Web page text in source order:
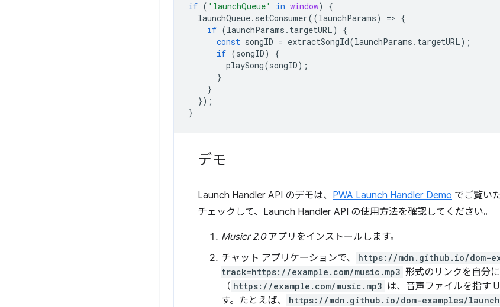
if ( 'launchQueue' in window)
{
launchQueue. setConsumer((launchParams) => {
if (launchParams . targetURL)
{
const songID = extractSongId(launchParams . targetURL);
if (songID)
{
playSong(songID);
}
}
});
}
デモ
Launch Handler API のデモは、 PWA Launch Handler Demo でご覧い
チェックして、Launch Handler API の使用方法を確認してください。
Musicr 2.0アプリをインストールします。
チャット アプリケーションで、
https://mdn.github.io/dom-
track=https://example.com/music.mp3 形式のリンクを自分に
（ https://example.com/music.mp3 は、音声ファイルを指す
す。たとえば、
https://mdn.github.io/dom-examples/